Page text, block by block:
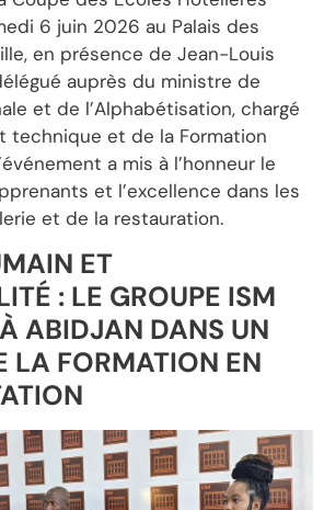
6 juin 2026 au Palais des
en présence de Jean-Louis
auprès du ministre de
et de l’Alphabétisation, chargé
technique et de la Formation
a mis à l’honneur le
et l’excellence dans les
et de la restauration.
ET
: LE GROUPE ISM
ABIDJAN DANS UN
LA FORMATION EN